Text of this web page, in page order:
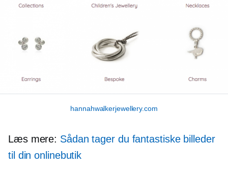
hannahwalkerjewellery.com
Læs mere: Sådan tager du fantastiske billeder
til din onlinebutik